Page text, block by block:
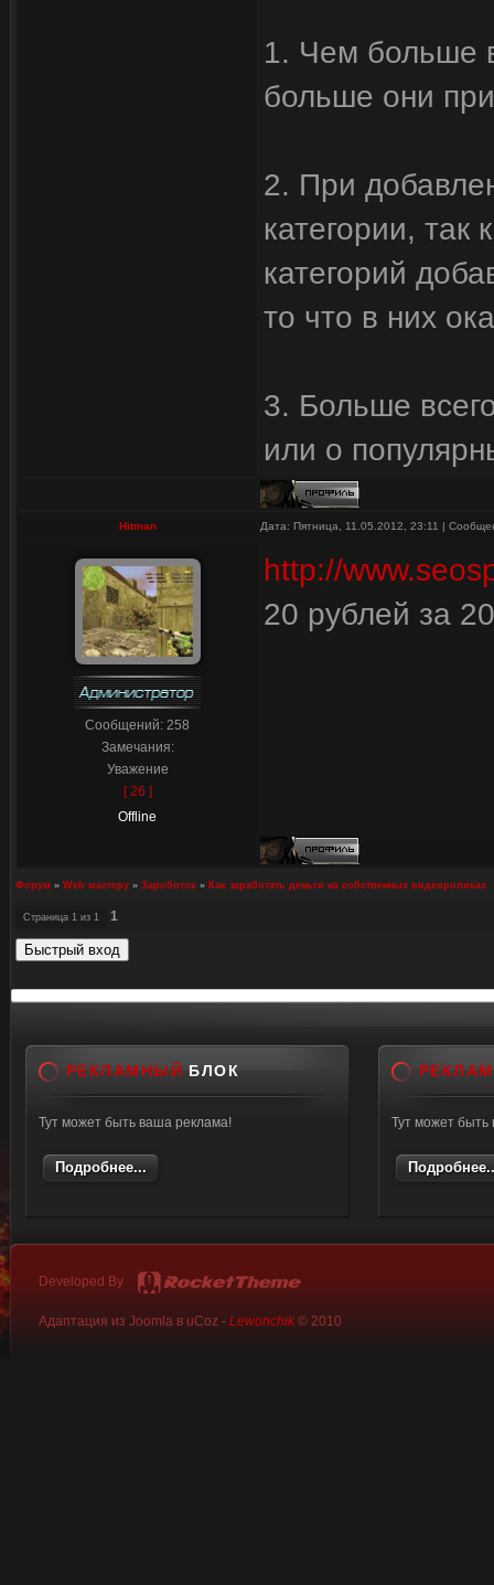
1. Чем больше
больше они
2. При
категории, так
категорий
то что в них
3. Больше
или о
Hitman Дата: Пятница, 11.05.2012, 23:11 |
Сообщений: 258
Замечания:
Уважение
[ 26 ]
Offline
http://
20 рублей за
Форум » Web мастеру » Зароботок » Как заработать деньги на собственных видеороликах
Страница 1 из 1 1
РЕКЛАМНЫЙ БЛОК
Тут может быть ваша реклама!
Подробнее...
Тут может
Developed By
Адаптация из Joomla в uCoz - Lewonchik© 2010